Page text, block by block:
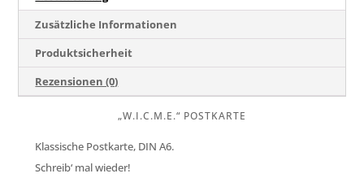
Zusätzliche Informationen
Produktsicherheit
Rezensionen (0)
„W.I.C.M.E.“ POSTKARTE
Klassische Postkarte, DIN A6.
Schreib‘ mal wieder!